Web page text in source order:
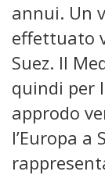
annui. Un
effettuato
Suez. Il
quindi per
approdo
l’Europa a